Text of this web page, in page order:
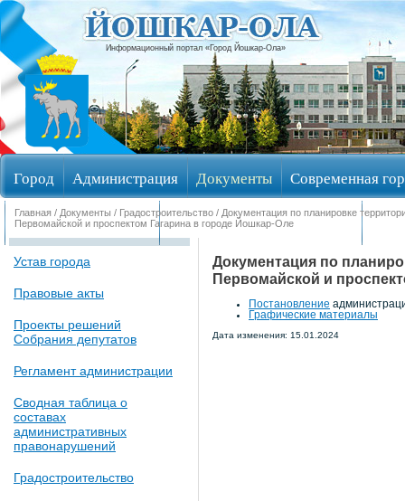
Информационный портал «Город Йошкар-Ола»
Город Администрация Документы Современная
Обращения граждан Общественные обсуждения
Главная / Документы / Градостроительство / Документация по планировке
Первомайской и проспектом Гагарина в городе Йошкар-Оле
Устав города
Правовые акты
Проекты решений
Собрания депутатов
Регламент администрации
Сводная таблица о
составах
административных
правонарушений
Градостроительство
Документация по
Первомайской и
Постановление
Графические материалы
Дата изменения: 15.01.2024